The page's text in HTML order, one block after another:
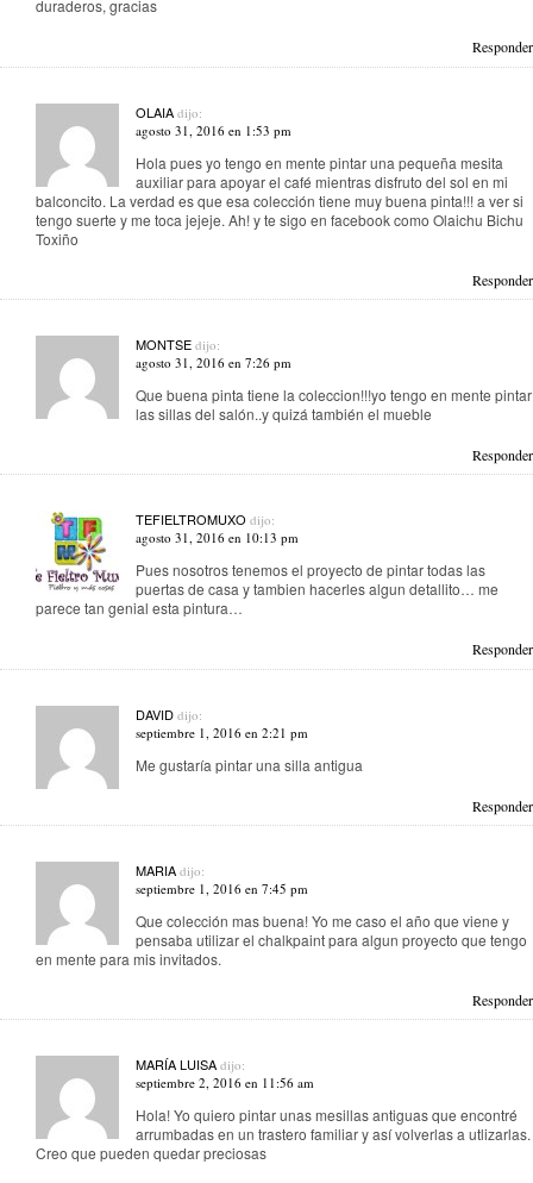
duraderos, gracias
Responder
OLAIA dijo:
agosto 31, 2016 en 1:53 pm
Hola pues yo tengo en mente pintar una pequeña mesita
auxiliar para apoyar el café mientras disfruto del sol en mi
balconcito. La verdad es que esa colección tiene muy buena pinta!!! a ver si
tengo suerte y me toca jejeje. Ah! y te sigo en facebook como Olaichu Bichu
Toxiño
Responder
MONTSE dijo:
agosto 31, 2016 en 7:26 pm
Que buena pinta tiene la coleccion!!!yo tengo en mente pintar
las sillas del salón..y quizá también el mueble
Responder
TEFIELTROMUXO dijo:
agosto 31, 2016 en 10:13 pm
Pues nosotros tenemos el proyecto de pintar todas las
puertas de casa y tambien hacerles algun detallito… me
parece tan genial esta pintura…
Responder
DAVID dijo:
septiembre 1, 2016 en 2:21 pm
Me gustaría pintar una silla antigua
Responder
MARIA dijo:
septiembre 1, 2016 en 7:45 pm
Que colección mas buena! Yo me caso el año que viene y
pensaba utilizar el chalkpaint para algun proyecto que tengo
en mente para mis invitados.
Responder
MARÍA LUISA dijo:
septiembre 2, 2016 en 11:56 am
Hola! Yo quiero pintar unas mesillas antiguas que encontré
arrumbadas en un trastero familiar y así volverlas a utlizarlas.
Creo que pueden quedar preciosas